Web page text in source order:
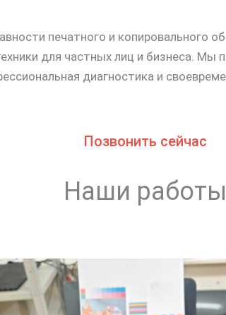
печатного и копировального
для частных лиц и бизнеса.
диагностика и
Позвонить сейчас
Наши работы